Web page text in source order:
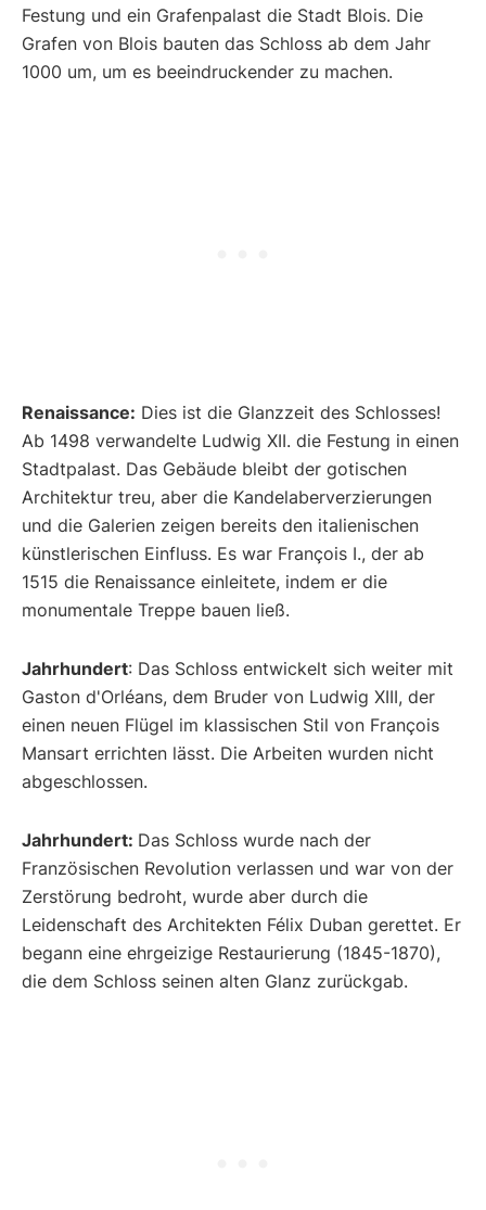
Festung und ein Grafenpalast die Stadt Blois. Die
Grafen von Blois bauten das Schloss ab dem Jahr
1000 um, um es beeindruckender zu machen.
Renaissance: Dies ist die Glanzzeit des Schlosses!
Ab 1498 verwandelte Ludwig XII. die Festung in einen
Stadtpalast. Das Gebäude bleibt der gotischen
Architektur treu, aber die Kandelaberverzierungen
und die Galerien zeigen bereits den italienischen
künstlerischen Einfluss. Es war François I., der ab
1515 die Renaissance einleitete, indem er die
monumentale Treppe bauen ließ.
Jahrhundert: Das Schloss entwickelt sich weiter mit
Gaston d'Orléans, dem Bruder von Ludwig XIII, der
einen neuen Flügel im klassischen Stil von François
Mansart errichten lässt. Die Arbeiten wurden nicht
abgeschlossen.
Jahrhundert: Das Schloss wurde nach der
Französischen Revolution verlassen und war von der
Zerstörung bedroht, wurde aber durch die
Leidenschaft des Architekten Félix Duban gerettet. Er
begann eine ehrgeizige Restaurierung (1845-1870),
die dem Schloss seinen alten Glanz zurückgab.